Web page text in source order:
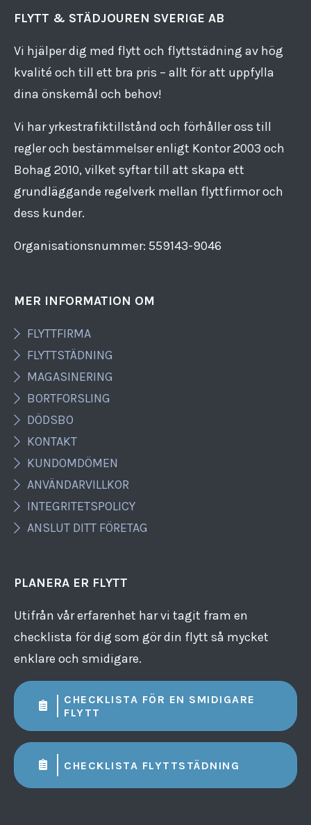
FLYTT & STÄDJOUREN SVERIGE AB
Vi hjälper dig med flytt och flyttstädning av hög
kvalité och till ett bra pris – allt för att uppfylla
dina önskemål och behov!
Vi har yrkestrafiktillstånd och förhåller oss till
regler och bestämmelser enligt Kontor 2003 och
Bohag 2010, vilket syftar till att skapa ett
grundläggande regelverk mellan flyttfirmor och
dess kunder.
Organisationsnummer: 559143​-​9046
MER INFORMATION OM
FLYTTFIRMA
FLYTTSTÄDNING
MAGASINERING
BORTFORSLING
DÖDSBO
KONTAKT
KUNDOMDÖMEN
ANVÄNDARVILLKOR
INTEGRITETSPOLICY
ANSLUT DITT FÖRETAG
PLANERA ER FLYTT
Utifrån vår erfarenhet har vi tagit fram en
checklista för dig som gör din flytt så mycket
enklare och smidigare.
CHECKLISTA FÖR EN SMIDIGARE
FLYTT
CHECKLISTA FLYTTSTÄDNING